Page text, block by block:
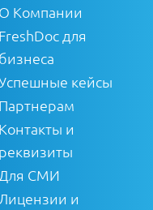
О Компании
FreshDoc для
бизнеса
кейсы
Партнерам
Контакты и
реквизиты
Для СМИ
Лицензии и